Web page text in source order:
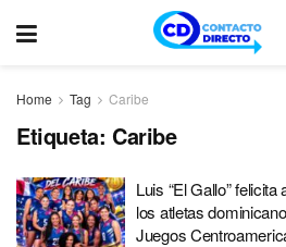
Home Tag Caribe
Etiqueta: Caribe
Luis “El Gallo”
los atletas
Juegos